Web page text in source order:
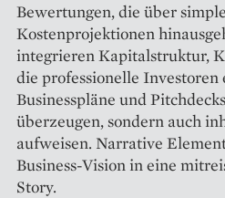
Bewertungen, die über
Kostenprojektionen
integrieren Kapitalstruktur,
die professionelle Investoren
Businesspläne und
überzeugen, sondern auch
aufweisen. Narrative
Business-Vision in eine
Story.